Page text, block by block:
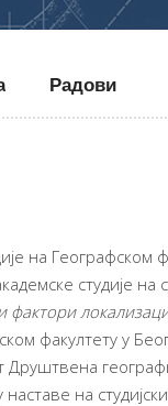
Радови
на Географском
студије
фактори
факултету у
на